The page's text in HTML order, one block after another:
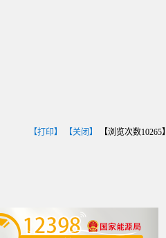
【打印】 【关闭】 【浏览次数10265】